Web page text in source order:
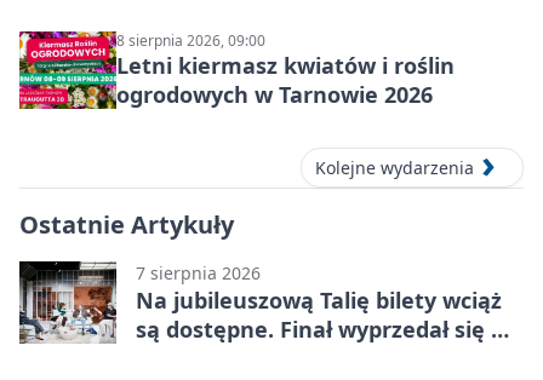
8 sierpnia 2026, 09:00
Letni kiermasz kwiatów i roślin
ogrodowych w Tarnowie 2026
Kolejne wydarzenia
Ostatnie Artykuły
7 sierpnia 2026
Na jubileuszową Talię bilety wciąż
są dostępne. Finał wyprzedał się w